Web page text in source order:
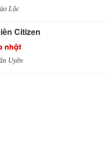
Lộc
Citizen
nhật
Uyên